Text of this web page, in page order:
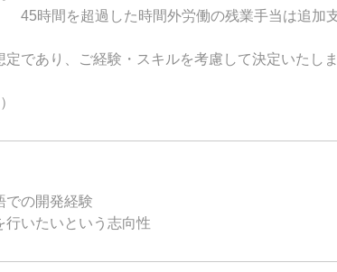
した時間外労働の残業手当は追加
定であり、ご経験・スキルを考慮して決定いたしま
での開発経験
行いたいという志向性